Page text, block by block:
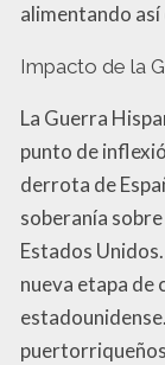
alimentando
Impacto de la
La Guerra
punto de
derrota de
soberanía
Estados
nueva etapa de